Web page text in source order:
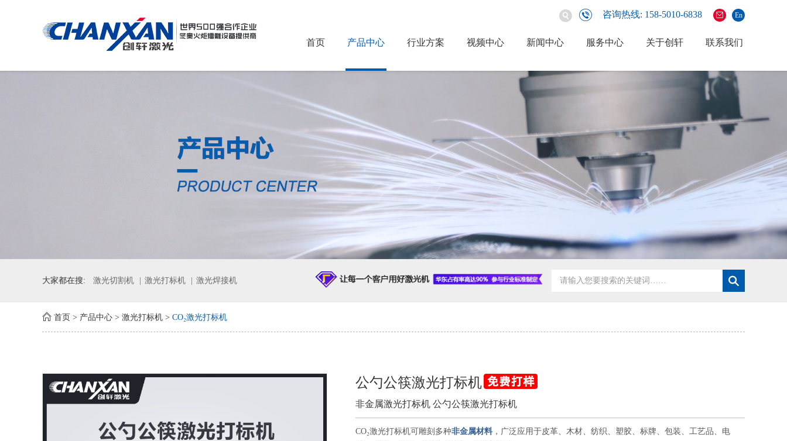
En
咨询热线: 158-5010-6838
首页 产品中心 行业方案 视频中心 新闻中心 服务中心 关于创轩 联系我们
大家都在搜: 激光切割机 激光打标机 激光焊接机
首页 > 产品中心 > 激光打标机 > CO₂激光打标机
公勺公筷激光打标机
非金属激光打标机 公勺公筷激光打标机
CO₂激光打标机可雕刻多种非金属材料 ，广泛应用于皮革、木材、纺织、塑胶、标牌、包装、工艺品、电